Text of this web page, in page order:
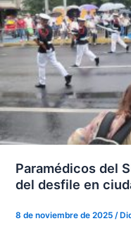
Paramédicos del
del desfile en
8 de noviembre de 2025 /